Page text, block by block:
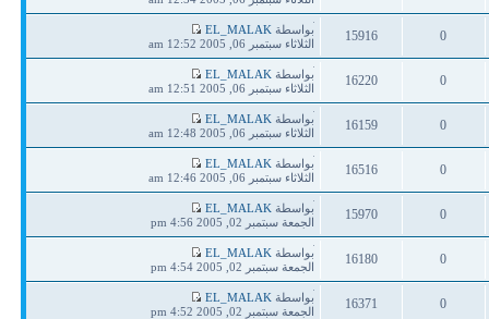
ردود
مشاهدات
0
ردود
15916
مشاهدات
آخر
مشاركة
بواسطة EL_MALAK
الثلاثاء سبتمبر 06, 2005 12:52 am
0
ردود
16220
مشاهدات
آخر
مشاركة
بواسطة EL_MALAK
الثلاثاء سبتمبر 06, 2005 12:51 am
0
ردود
16159
مشاهدات
آخر
مشاركة
بواسطة EL_MALAK
الثلاثاء سبتمبر 06, 2005 12:48 am
0
ردود
16516
مشاهدات
آخر
مشاركة
بواسطة EL_MALAK
الثلاثاء سبتمبر 06, 2005 12:46 am
0
ردود
15970
مشاهدات
آخر
مشاركة
بواسطة EL_MALAK
الجمعة سبتمبر 02, 2005 4:56 pm
0
ردود
16180
مشاهدات
آخر
مشاركة
بواسطة EL_MALAK
الجمعة سبتمبر 02, 2005 4:54 pm
0
16371
آخر
مشاركة
بواسطة EL_MALAK
الجمعة سبتمبر 02, 2005 4:52 pm